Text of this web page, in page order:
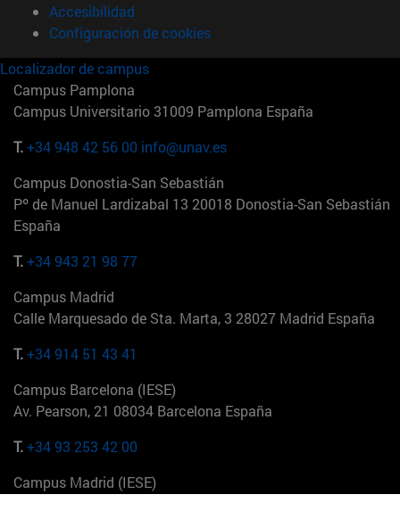
Accesibilidad
Configuración de cookies
Localizador de campus
Campus Pamplona
Campus Universitario 31009 Pamplona España
T.+34 948 42 56 00 info@unav.es
Campus Donostia-San Sebastián
Pº de Manuel Lardizabal 13 20018 Donostia-San Sebastián
España
T.+34 943 21 98 77
Campus Madrid
Calle Marquesado de Sta. Marta, 3 28027 Madrid España
T.+34 914 51 43 41
Campus Barcelona (IESE)
Av. Pearson, 21 08034 Barcelona España
T.+34 93 253 42 00
Campus Madrid (IESE)